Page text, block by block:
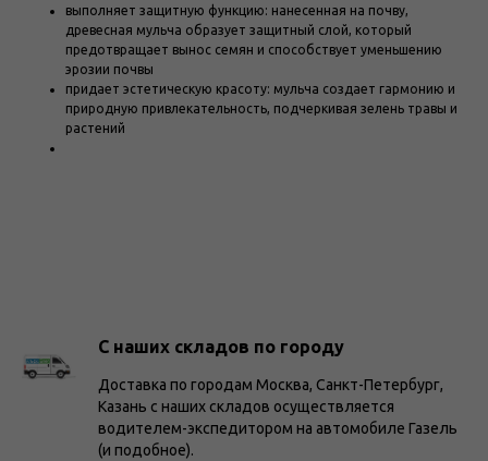
выполняет защитную функцию: нанесенная на почву,
древесная мульча образует защитный слой, который
предотвращает вынос семян и способствует уменьшению
эрозии почвы
придает эстетическую красоту: мульча создает гармонию и
природную привлекательность, подчеркивая зелень травы и
растений
С наших складов по городу
Доставка по городам Москва, Санкт-Петербург,
Казань с наших складов осуществляется
водителем-экспедитором на автомобиле Газель
(и подобное).